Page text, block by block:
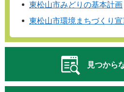
東松山市みどりの基本計画
東松山市環境まちづくり宣
見つから